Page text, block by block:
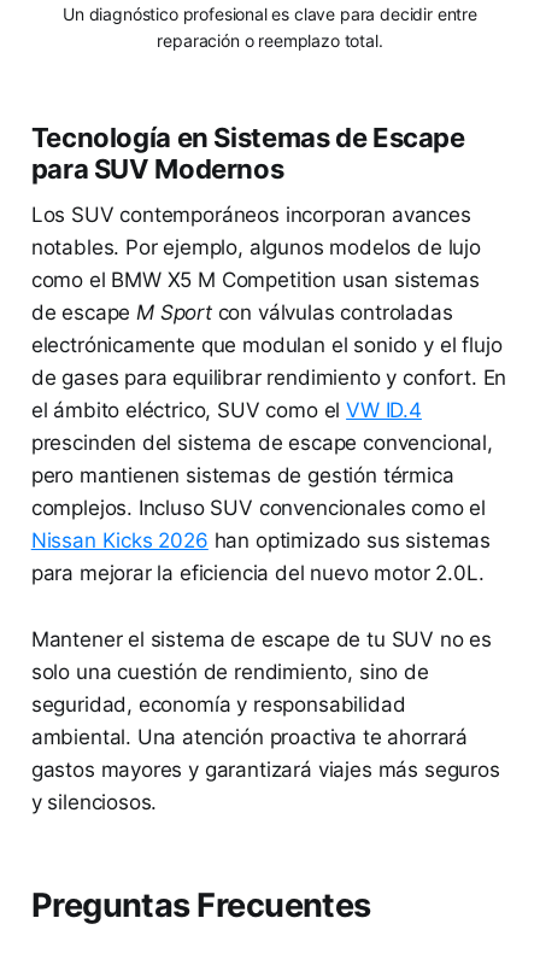
Un diagnóstico profesional es clave para decidir entre
reparación o reemplazo total.
Tecnología en Sistemas de Escape
para SUV Modernos
Los SUV contemporáneos incorporan avances
notables. Por ejemplo, algunos modelos de lujo
como el BMW X5 M Competition usan sistemas
de escape M Sportcon válvulas controladas
electrónicamente que modulan el sonido y el flujo
de gases para equilibrar rendimiento y confort. En
el ámbito eléctrico, SUV como elVW ID.4
prescinden del sistema de escape convencional,
pero mantienen sistemas de gestión térmica
complejos. Incluso SUV convencionales como el
Nissan Kicks 2026 han optimizado sus sistemas
para mejorar la eficiencia del nuevo motor 2.0L.
Mantener el sistema de escape de tu SUV no es
solo una cuestión de rendimiento, sino de
seguridad, economía y responsabilidad
ambiental. Una atención proactiva te ahorrará
gastos mayores y garantizará viajes más seguros
y silenciosos.
Preguntas Frecuentes